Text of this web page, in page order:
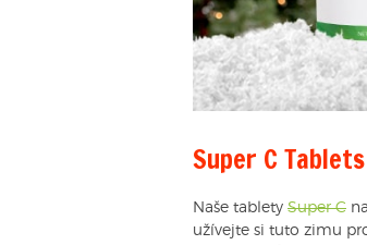
Super C Tablets
Naše tablety Super C
užívejte si tuto zimu